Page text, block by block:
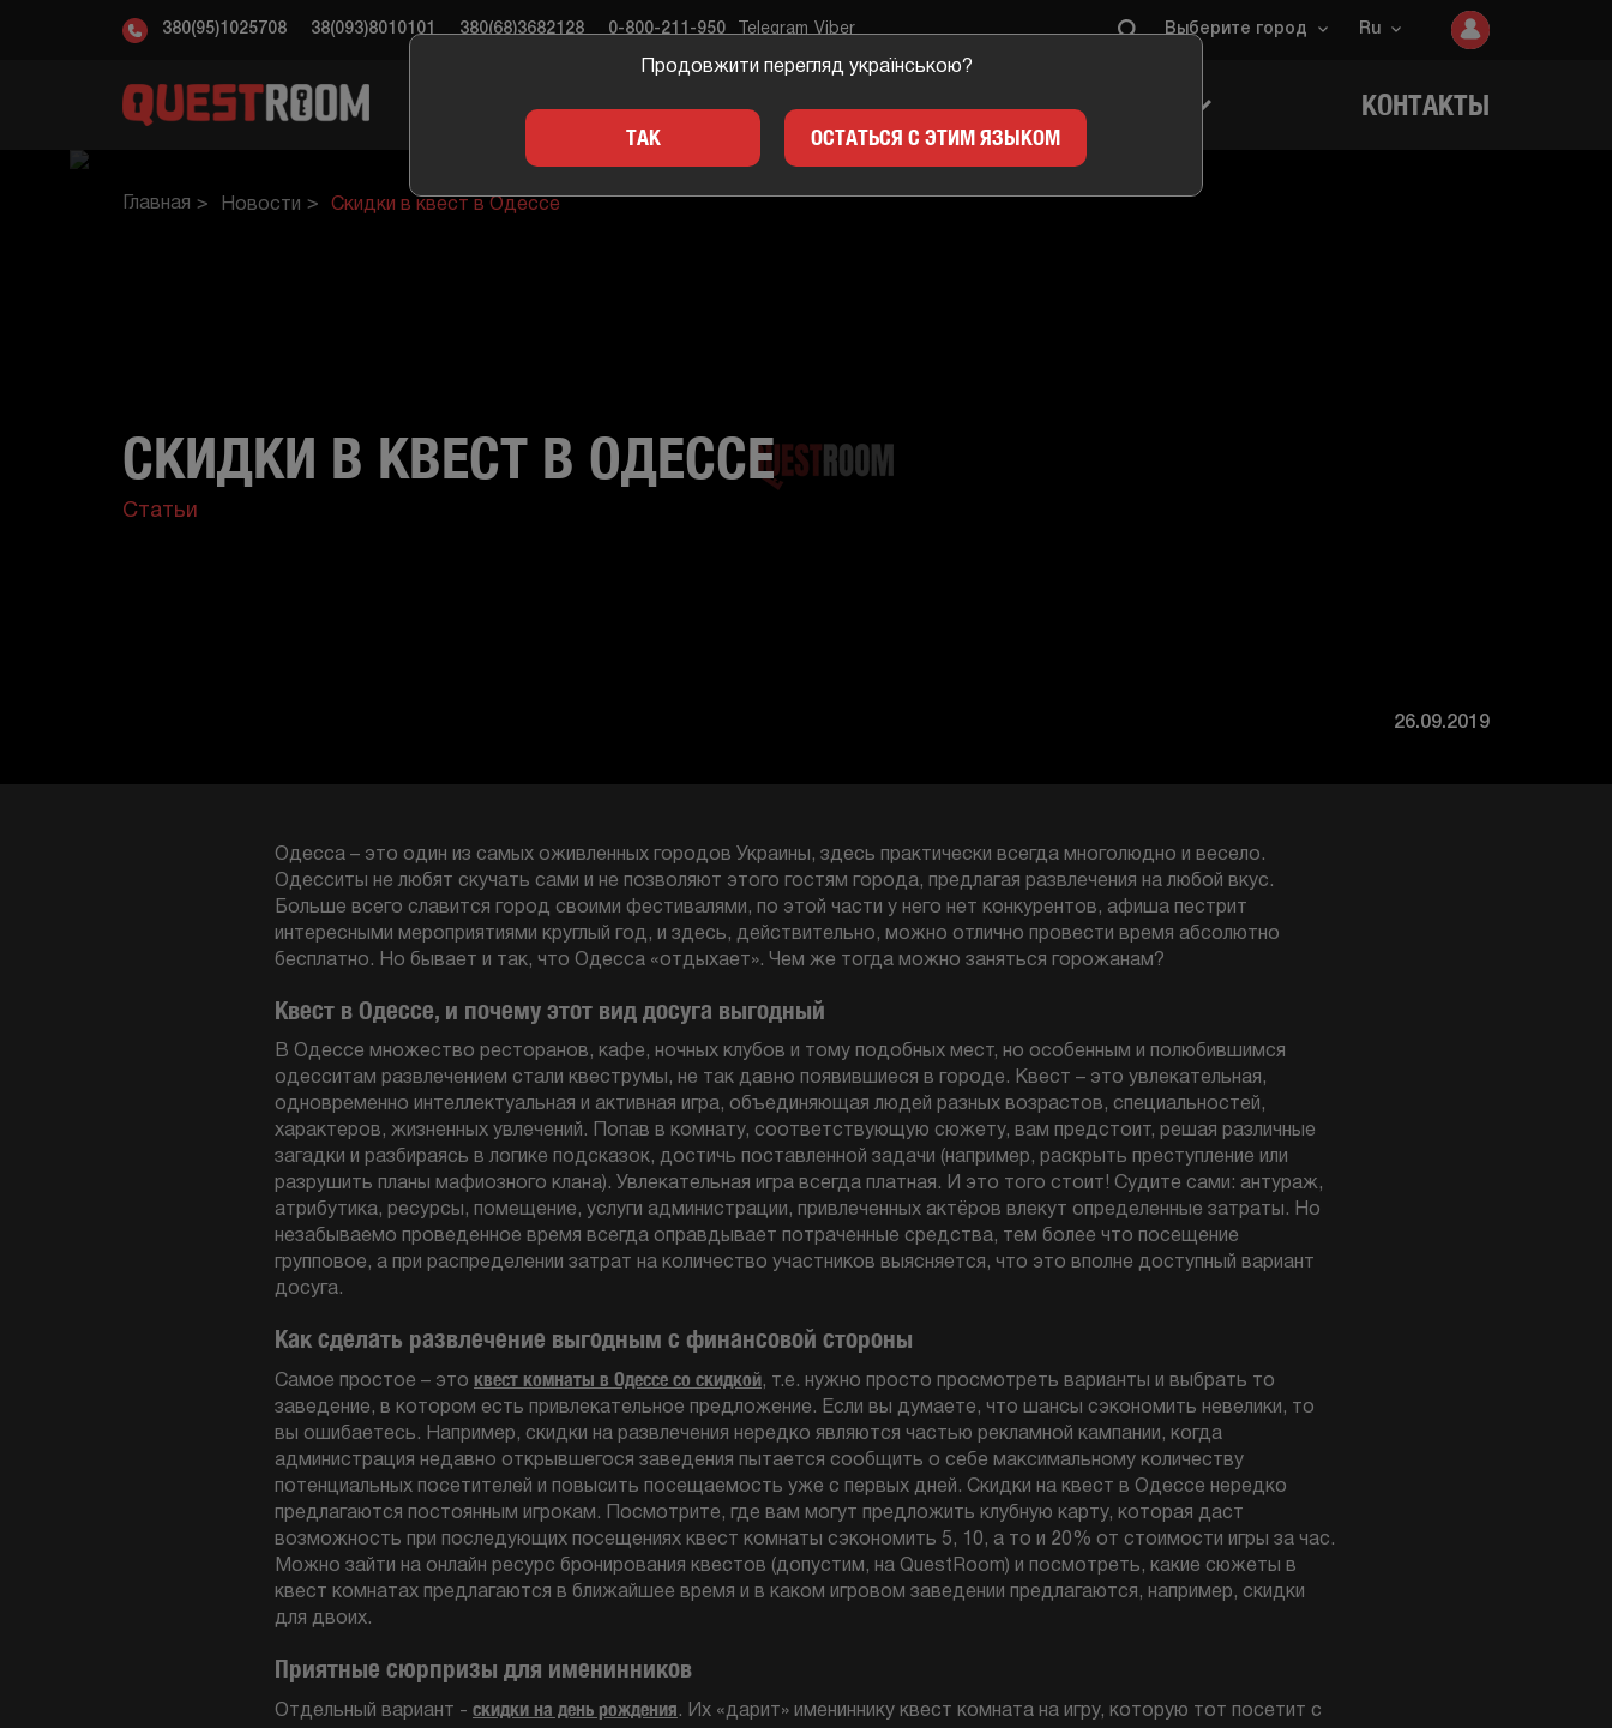
380(95)1025708 38(093)8010101 380(68)3682128 0-800-211-950 Telegram Viber Выберите город Ru
КВЕСТЫ ПОДАРКИ ДЛЯ ИГРОКОВ КОНТАКТЫ
Главная Новости Скидки в квест в Одессе
СКИДКИ В КВЕСТ В ОДЕССЕ
Статьи
26.09.2019
Одесса – это один из самых оживленных городов Украины, здесь практически всегда многолюдно и весело.
Одесситы не любят скучать сами и не позволяют этого гостям города, предлагая развлечения на любой вкус.
Больше всего славится город своими фестивалями, по этой части у него нет конкурентов, афиша пестрит
интересными мероприятиями круглый год, и здесь, действительно, можно отлично провести время абсолютно
бесплатно. Но бывает и так, что Одесса «отдыхает». Чем же тогда можно заняться горожанам?
Квест в Одессе, и почему этот вид досуга выгодный
В Одессе множество ресторанов, кафе, ночных клубов и тому подобных мест, но особенным и полюбившимся
одесситам развлечением стали квеструмы, не так давно появившиеся в городе. Квест – это увлекательная,
одновременно интеллектуальная и активная игра, объединяющая людей разных возрастов, специальностей,
характеров, жизненных увлечений. Попав в комнату, соответствующую сюжету, вам предстоит, решая различные
загадки и разбираясь в логике подсказок, достичь поставленной задачи (например, раскрыть преступление или
разрушить планы мафиозного клана). Увлекательная игра всегда платная. И это того стоит! Судите сами: антураж,
атрибутика, ресурсы, помещение, услуги администрации, привлеченных актёров влекут определенные затраты. Но
незабываемо проведенное время всегда оправдывает потраченные средства, тем более что посещение
групповое, а при распределении затрат на количество участников выясняется, что это вполне доступный вариант
досуга.
Как сделать развлечение выгодным с финансовой стороны
Самое простое – это квест комнаты в Одессе со скидкой, т.е. нужно просто просмотреть варианты и выбрать то
заведение, в котором есть привлекательное предложение. Если вы думаете, что шансы сэкономить невелики, то
вы ошибаетесь. Например, скидки на развлечения нередко являются частью рекламной кампании, когда
администрация недавно открывшегося заведения пытается сообщить о себе максимальному количеству
потенциальных посетителей и повысить посещаемость уже с первых дней. Скидки на квест в Одессе нередко
предлагаются постоянным игрокам. Посмотрите, где вам могут предложить клубную карту, которая даст
возможность при последующих посещениях квест комнаты сэкономить 5, 10, а то и 20% от стоимости игры за час.
Можно зайти на онлайн ресурс бронирования квестов (допустим, на QuestRoom) и посмотреть, какие сюжеты в
квест комнатах предлагаются в ближайшее время и в каком игровом заведении предлагаются, например, скидки
для двоих.
Приятные сюрпризы для именинников
Отдельный вариант - скидки на день рождения. Их «дарит» имениннику квест комната на игру, которую тот посетит с
Продовжити перегляд українською?
ТАК ОСТАТЬСЯ С ЭТИМ ЯЗЫКОМ